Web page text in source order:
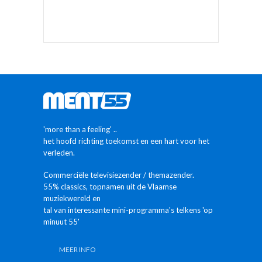
'more than a feeling' ..
het hoofd richting toekomst en een hart voor het
verleden.
Commerciële televisiezender / themazender.
55% classics, topnamen uit de Vlaamse
muziekwereld en
tal van interessante mini-programma's telkens 'op
minuut 55'
MEER INFO